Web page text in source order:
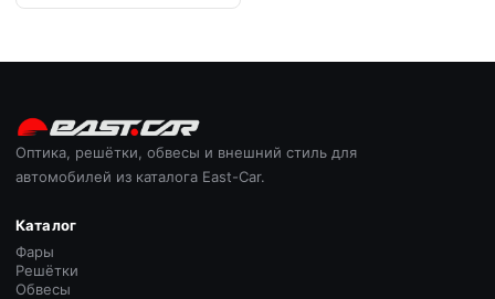
Оптика, решётки, обвесы и внешний стиль для
автомобилей из каталога East-Car.
Каталог
Фары
Решётки
Обвесы